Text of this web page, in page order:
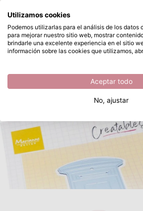
Saltar al contenido principal
Disponible desde
/ Otros Troqueles de Corte / Marianne
¿Qué estás buscando?
Utilizamos cookies
Podemos utilizarlas para el análisis de los datos
para mejorar nuestro sitio web, mostrar
brindarle una excelente experiencia en el sitio
información sobre las cookies que utilizamos,
Aceptar todo
No, ajustar